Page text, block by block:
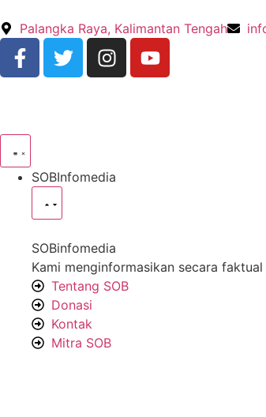
Palangka Raya, Kalimantan Tengah
SOBInfomedia
SOBinfomedia
Kami menginformasikan secara
Tentang SOB
Donasi
Kontak
Mitra SOB